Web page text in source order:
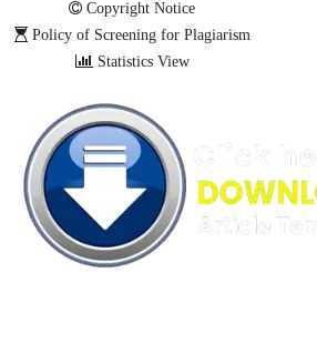
Copyright Notice
Policy of Screening for Plagiarism
Statistics View